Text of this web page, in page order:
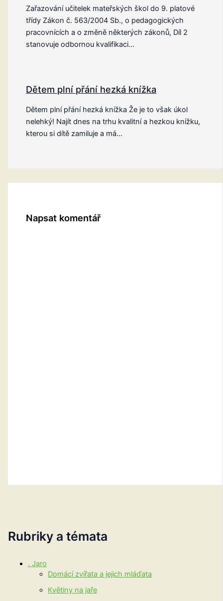
Rubriky a témata
. Jaro
Domácí zvířata a jejich mláďata
Květiny na jaře
Zařazování učitelek mateřských škol do 9. platové
třídy Zákon č. 563/2004 Sb., o pedagogických
pracovnících a o změně některých zákonů, Díl 2
stanovuje odbornou kvalifikaci…
Dětem plní přání hezká knížka
Dětem plní přání hezká knížka Že je to však úkol
nelehký! Najít dnes na trhu kvalitní a hezkou knížku,
kterou si dítě zamiluje a má…
Napsat komentář